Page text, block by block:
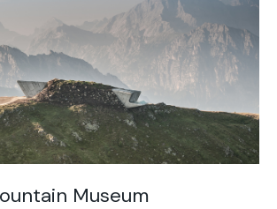
Concrete Optik
Lixio®-Mikroterrazzo
Stempelputz
Stenciltop-Dekorboden
Kunstfelsen
Museum